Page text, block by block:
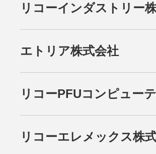
リコーインダストリー
エトリア株式会社
リコーPFUコンピュー
リコーエレメックス株